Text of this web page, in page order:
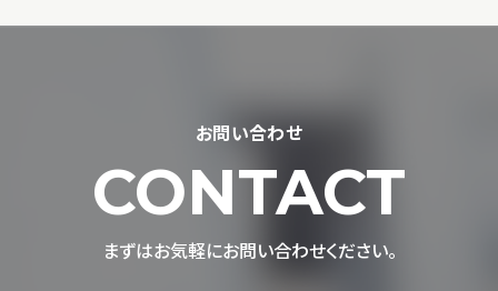
お問い合わせ
CONTACT
まずはお気軽にお問い合わせください。